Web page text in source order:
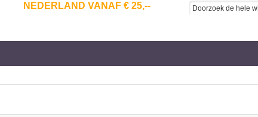
NEDERLAND VANAF € 25,--